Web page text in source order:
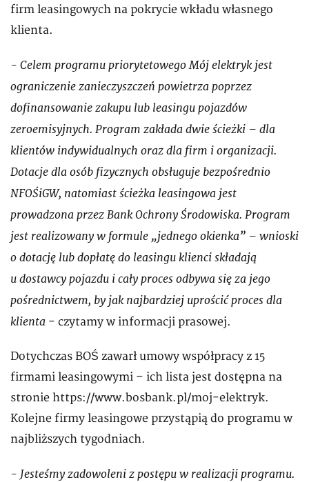
firm leasingowych na pokrycie wkładu własnego
klienta.
- Celem programu priorytetowego Mój elektryk jest
ograniczenie zanieczyszczeń powietrza poprzez
dofinansowanie zakupu lub leasingu pojazdów
zeroemisyjnych. Program zakłada dwie ścieżki – dla
klientów indywidualnych oraz dla firm i organizacji.
Dotacje dla osób fizycznych obsługuje bezpośrednio
NFOŚiGW, natomiast ścieżka leasingowa jest
prowadzona przez Bank Ochrony Środowiska. Program
jest realizowany w formule „jednego okienka” – wnioski
o dotację lub dopłatę do leasingu klienci składają
u dostawcy pojazdu i cały proces odbywa się za jego
pośrednictwem, by jak najbardziej uprościć proces dla
klienta - czytamy w informacji prasowej.
Dotychczas BOŚ zawarł umowy współpracy z 15
firmami leasingowymi – ich lista jest dostępna na
stronie https://www.bosbank.pl/moj-elektryk.
Kolejne firmy leasingowe przystąpią do programu w
najbliższych tygodniach.
- Jesteśmy zadowoleni z postępu w realizacji programu.